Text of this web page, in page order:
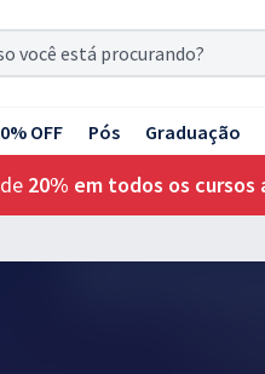
OFF Pós Graduação
20% em todos os cursos